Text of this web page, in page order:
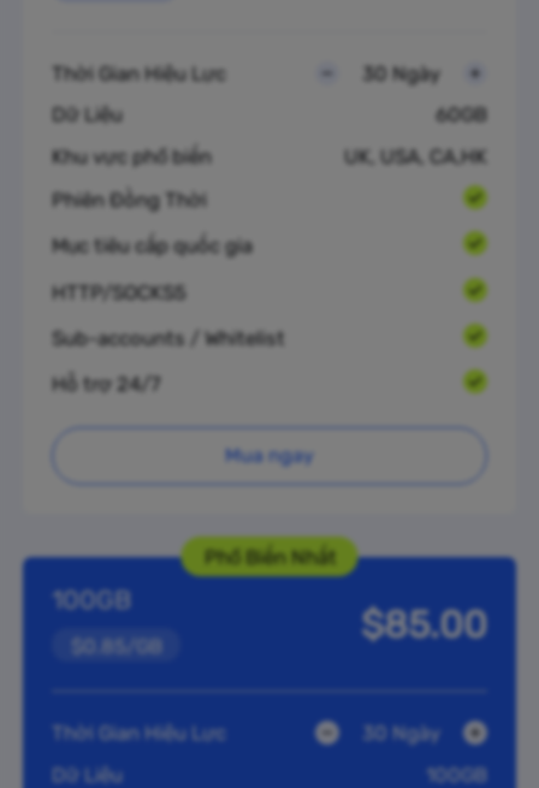
Thời Gian Hiệu Lực
30 Ngày
Dữ Liệu
60GB
Khu vực phổ biến
UK, USA, CA,HK
Phiên Đồng Thời
Mục tiêu cấp quốc gia
HTTP/SOCKS5
Sub-accounts / Whitelist
Hỗ trợ 24/7
Mua ngay
Phổ Biến Nhất
100GB
$85.00
$0.85/GB
Thời Gian Hiệu Lực
30 Ngày
Dữ Liệu
100GB